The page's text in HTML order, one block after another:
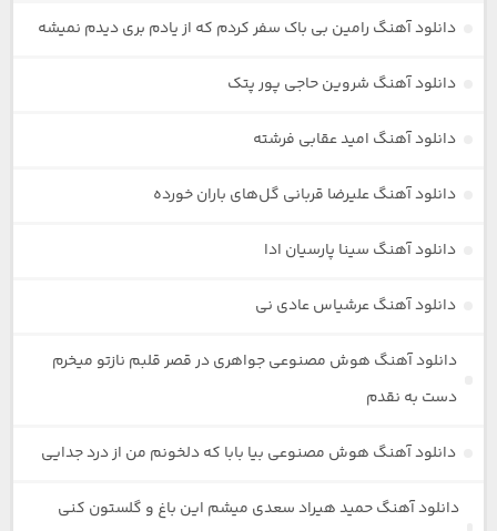
دانلود آهنگ رامین بی باک سفر کردم که از یادم بری دیدم نمیشه
دانلود آهنگ شروین حاجی پور پتک
دانلود آهنگ امید عقابی فرشته
دانلود آهنگ علیرضا قربانی گل‌های باران خورده
دانلود آهنگ سینا پارسیان ادا
دانلود آهنگ عرشیاس عادی نی
دانلود آهنگ هوش مصنوعی جواهری در قصر قلبم نازتو میخرم
دست به نقدم
دانلود آهنگ هوش مصنوعی بیا بابا که دلخونم من از درد جدایی
دانلود آهنگ حمید هیراد سعدی میشم این باغ و گلستون کنی